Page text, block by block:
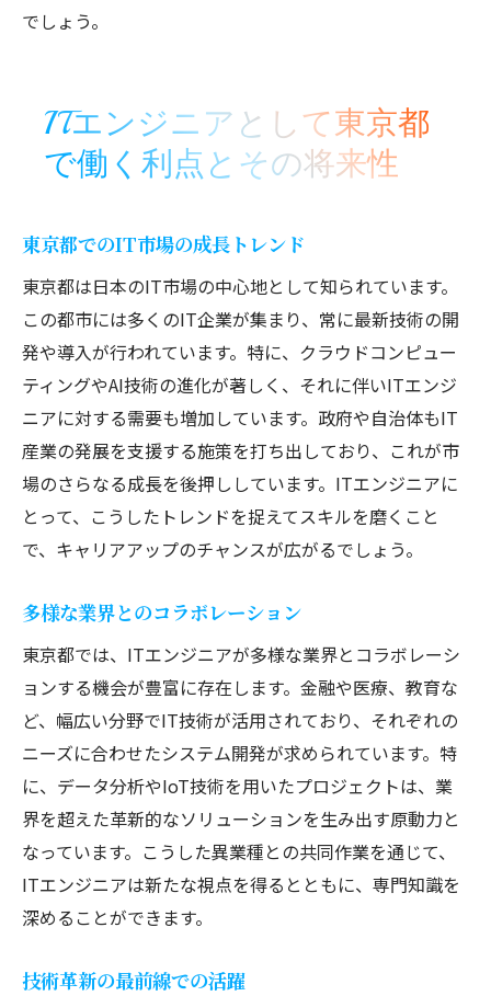
でしょう。
ITエンジニアとして東京都
で働く利点とその将来性
東京都でのIT市場の成長トレンド
東京都は日本のIT市場の中心地として知られています。
この都市には多くのIT企業が集まり、常に最新技術の開
発や導入が行われています。特に、クラウドコンピュー
ティングやAI技術の進化が著しく、それに伴いITエンジ
ニアに対する需要も増加しています。政府や自治体もIT
産業の発展を支援する施策を打ち出しており、これが市
場のさらなる成長を後押ししています。ITエンジニアに
とって、こうしたトレンドを捉えてスキルを磨くこと
で、キャリアアップのチャンスが広がるでしょう。
多様な業界とのコラボレーション
東京都では、ITエンジニアが多様な業界とコラボレーシ
ョンする機会が豊富に存在します。金融や医療、教育な
ど、幅広い分野でIT技術が活用されており、それぞれの
ニーズに合わせたシステム開発が求められています。特
に、データ分析やIoT技術を用いたプロジェクトは、業
界を超えた革新的なソリューションを生み出す原動力と
なっています。こうした異業種との共同作業を通じて、
ITエンジニアは新たな視点を得るとともに、専門知識を
深めることができます。
技術革新の最前線での活躍